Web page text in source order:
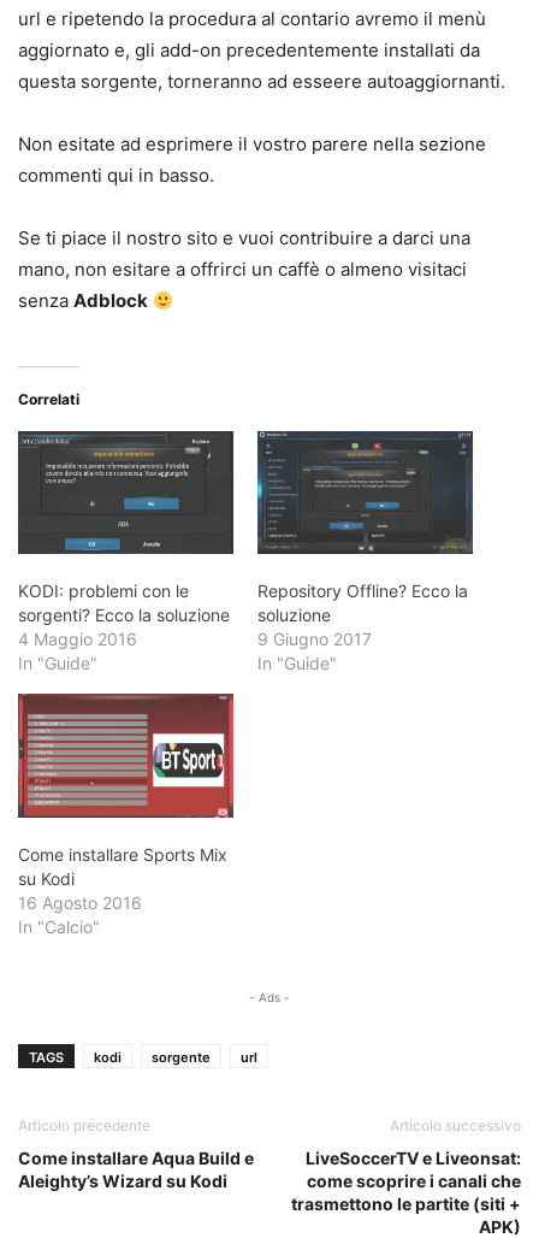
url e ripetendo la procedura al contario avremo il menù
aggiornato e, gli add-on precedentemente installati da
questa sorgente, torneranno ad esseere autoaggiornanti.
Non esitate ad esprimere il vostro parere nella sezione
commenti qui in basso.
Se ti piace il nostro sito e vuoi contribuire a darci una
mano, non esitare a offrirci un caffè o almeno visitaci
senza Adblock
Correlati
KODI: problemi con le
sorgenti? Ecco la soluzione
4 Maggio 2016
In "Guide"
Repository Offline? Ecco la
soluzione
9 Giugno 2017
In "Guide"
Come installare Sports Mix
su Kodi
16 Agosto 2016
In "Calcio"
- Ads -
TAGS kodi sorgente url
Articolo precedente
Come installare Aqua Build e
Aleighty’s Wizard su Kodi
Articolo successivo
LiveSoccerTV e Liveonsat:
come scoprire i canali che
trasmettono le partite (siti +
APK)